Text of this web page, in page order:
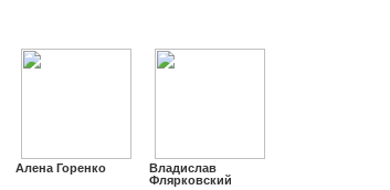
Алена Горенко
Владислав
Флярковский